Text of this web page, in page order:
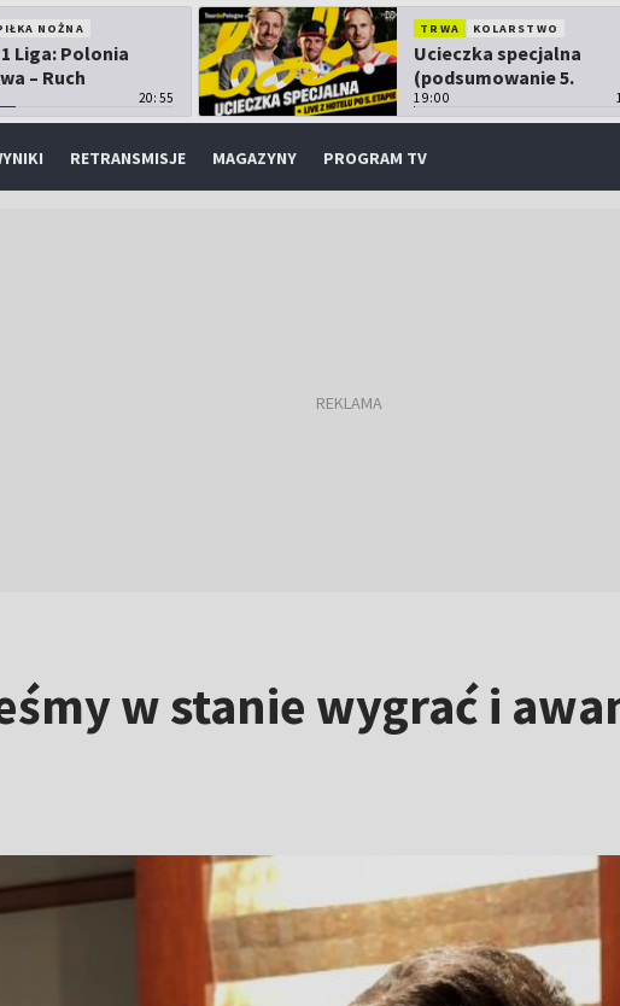
NOŻNA
Liga: Polonia
– Ruch
20:55
TRWA KOLARSTWO
Ucieczka specjalna
(podsumowanie 5.
etapu TdP)
19:00
RETRANSMISJE MAGAZYNY PROGRAM TV
w stanie wygrać i